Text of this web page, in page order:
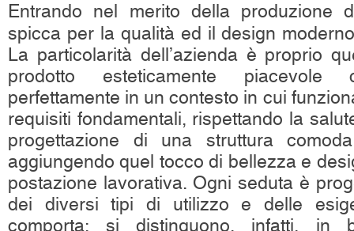
Entrando nel merito della produzione
spicca per la qualità ed il design
La particolarità dell’azienda è proprio
prodotto esteticamente
perfettamente in un contesto in cui
requisiti fondamentali, rispettando la
progettazione di una struttura
aggiungendo quel tocco di bellezza e
postazione lavorativa. Ogni seduta è
dei diversi tipi di utilizzo e delle
comporta: si distinguono, infatti, in